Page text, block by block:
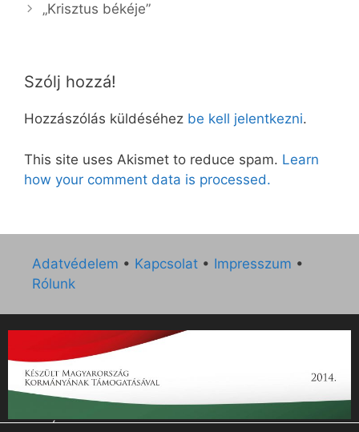
„Krisztus békéje”
Szólj hozzá!
Hozzászólás küldéséhez be kell jelentkezni.
This site uses Akismet to reduce spam. Learn
how your comment data is processed.
Adatvédelem • Kapcsolat • Impresszum •
Rólunk
„Az Új Ember katolikus hetilap 2014. évi működésének